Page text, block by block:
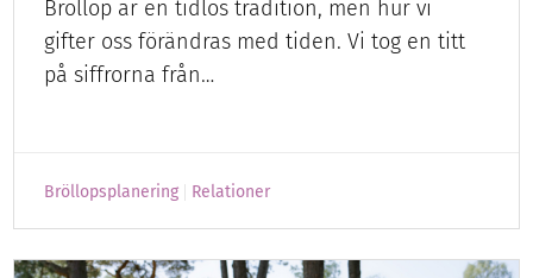
Bröllop är en tidlös tradition, men hur vi
gifter oss förändras med tiden. Vi tog en titt
på siffrorna från…
Bröllopsplanering Relationer